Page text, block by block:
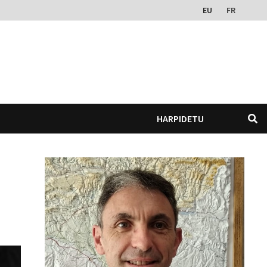
EU FR
HARPIDETU